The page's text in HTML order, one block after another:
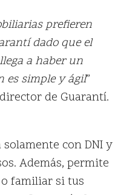
prefieren
dado que el
a haber un
simple y ágil”
de Guarantí.
con DNI y
Además, permite
familiar si tus